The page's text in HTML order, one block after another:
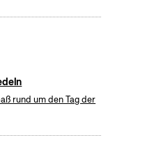
rund um den Tag der